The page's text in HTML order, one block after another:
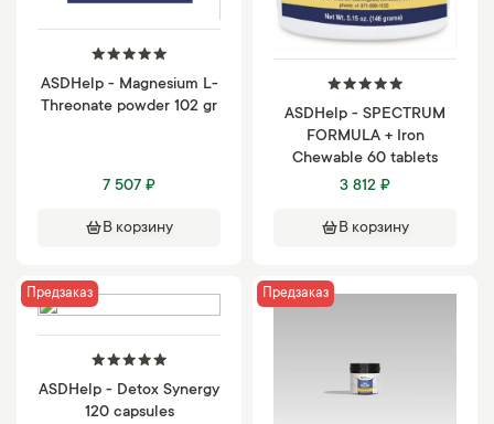
ASDHelp - Magnesium L-
Threonate powder 102 gr
7 507 ₽
В корзину
ASDHelp - SPECTRUM
FORMULA + Iron
Chewable 60 tablets
3 812 ₽
В корзину
Предзаказ
ASDHelp - Detox Synergy
120 capsules
Предзаказ